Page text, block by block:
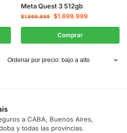
Meta Quest 3 512gb
$1.999.999 $1.699.999
Comprar
a CABA, Buenos Aires,
y todas las provincias.